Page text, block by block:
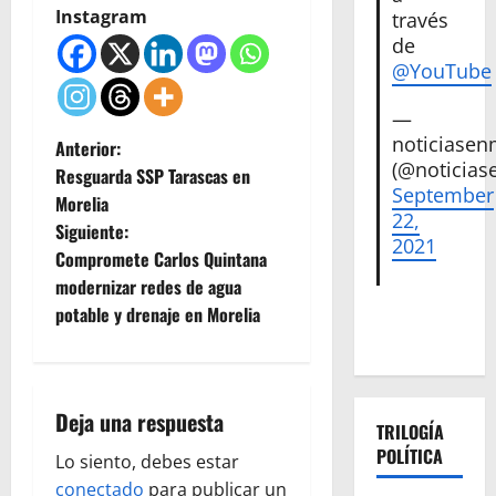
Instagram
N
a
v
e
c
i
Anterior:
Resguarda SSP Tarascas en
Morelia
Siguiente:
Compromete Carlos Quintana
modernizar redes de agua
potable y drenaje en Morelia
Deja una respuesta
Lo siento, debes estar
conectado para publicar un
través
de
@YouTube
—
September
22,
2021
TRILOGÍA
POLÍTICA